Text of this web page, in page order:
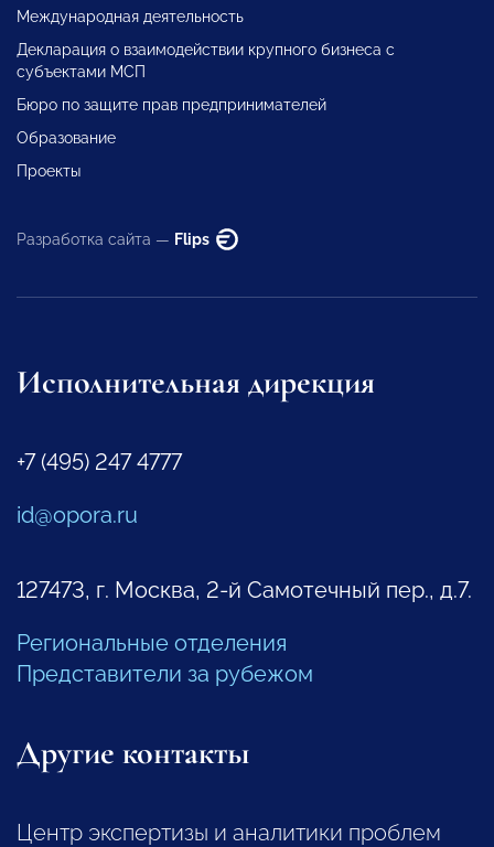
Международная деятельность
Декларация о взаимодействии крупного бизнеса с
субъектами МСП
Бюро по защите прав предпринимателей
Образование
Проекты
Разработка сайта — Flips
Исполнительная дирекция
+7 (495) 247 4777
id@opora.ru
127473, г. Москва, 2-й Самотечный пер., д.7.
Региональные отделения
Представители за рубежом
Другие контакты
Центр экспертизы и аналитики проблем